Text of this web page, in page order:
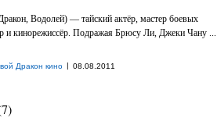
Водолей) — тайский актёр, мастер боевых
и кинорежиссёр. Подражая Брюсу Ли, Джеки Чану ...
Дракон кино | 08.08.2011